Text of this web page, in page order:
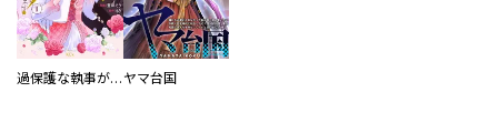
過保護な執事が私の婚活を邪魔してきます！ ヤマ台国